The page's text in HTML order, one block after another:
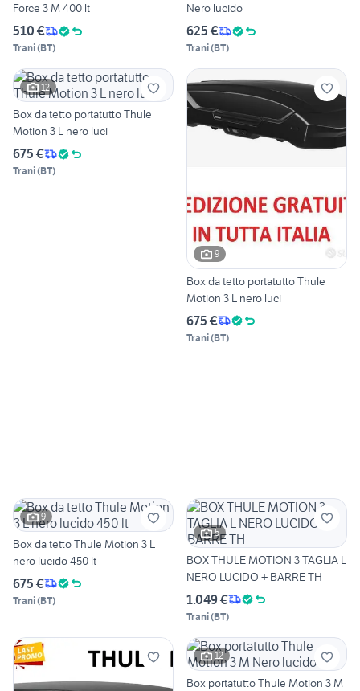
Force 3 M 400 lt
510 €
Trani(BT)
Nero lucido
625 €
Trani(BT)
12
Box da tetto portatutto Thule
Motion 3 L nero luci
675 €
Trani(BT)
9
Box da tetto portatutto Thule
Motion 3 L nero luci
675 €
Trani(BT)
9
Box da tetto Thule Motion 3 L
nero lucido 450 lt
675 €
Trani(BT)
5
BOX THULE MOTION 3 TAGLIA L
NERO LUCIDO + BARRE TH
1.049 €
Trani(BT)
12
Box portatutto Thule Motion 3 M